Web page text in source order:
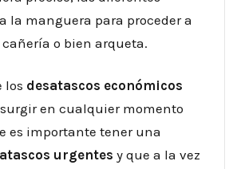
la manguera para proceder a
o bien arqueta.
los desatascos económicos
en cualquier momento
es importante tener una
urgentes y que a la vez